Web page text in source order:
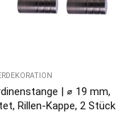
| ⌀ 19 mm,
Rillen-Kappe, 2 Stück